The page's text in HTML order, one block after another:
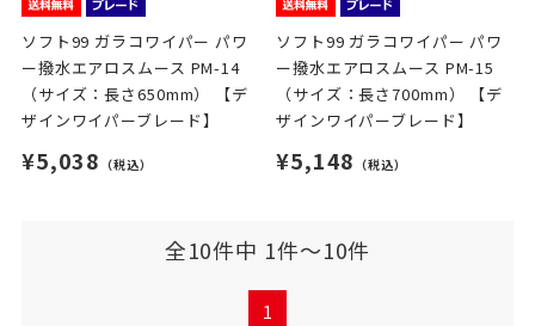
ソフト99 ガラコワイパー パワ
ー撥水エアロスムース PM-14
（サイズ：長さ650mm） 【デ
ザインワイパーブレード】
¥5,038 （税込）
ソフト99 ガラコワイパー パワ
ー撥水エアロスムース PM-15
（サイズ：長さ700mm） 【デ
ザインワイパーブレード】
¥5,148 （税込）
全10件中 1件～10件
1